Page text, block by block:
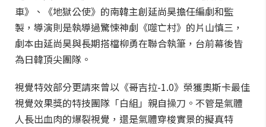
車》、《地獄公使》的南韓主創延尚昊擔任編劇和監
製，導演則是執導過驚悚神劇《噬亡村》的片山慎三，
劇本由延尚昊與長期搭檔柳勇在聯合執筆，台前幕後皆
為日韓頂尖團隊。
視覺特效部分更請來曾以《哥吉拉-1.0》榮獲奧斯卡最佳
視覺效果獎的特技團隊「白組」親自操刀。不管是氣體
人長出血肉的爆裂視覺，還是氣體穿梭實景的擬真特